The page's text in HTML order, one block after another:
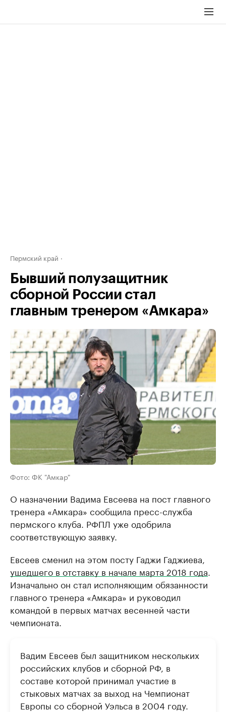
Пермский край
Бывший полузащитник
сборной России стал
главным тренером «Амкара»
Фото: ФК "Амкар"
О назначении Вадима Евсеева на пост главного
тренера «Амкара» сообщила пресс-служба
пермского клуба. РФПЛ уже одобрила
соответствующую заявку.
Евсеев сменил на этом посту Гаджи Гаджиева,
ушедшего в отставку в начале марта 2018 года
Изначально он стал исполняющим обязанности
главного тренера «Амкара» и руководил
командой в первых матчах весенней части
чемпионата.
Вадим Евсеев был защитником нескольких
российских клубов и сборной РФ, в
составе которой принимал участие в
стыковых матчах за выход на Чемпионат
Европы со сборной Уэльса в 2004 году.